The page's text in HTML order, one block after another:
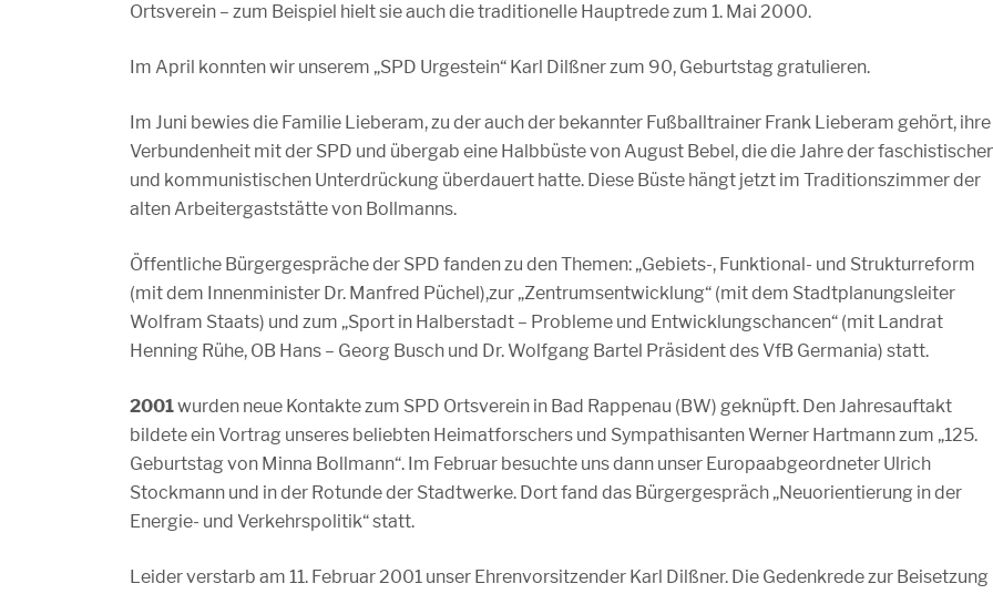
Ortsverein – zum Beispiel hielt sie auch die traditionelle Hauptrede zum 1. Mai 2000.
Im April konnten wir unserem „SPD Urgestein“ Karl Dilßner zum 90, Geburtstag gratulieren.
Im Juni bewies die Familie Lieberam, zu der auch der bekannter Fußballtrainer Frank Lieberam gehört, ihre
Verbundenheit mit der SPD und übergab eine Halbbüste von August Bebel, die die Jahre der
und kommunistischen Unterdrückung überdauert hatte. Diese Büste hängt jetzt im Traditionszimmer der
alten Arbeitergaststätte von Bollmanns.
Öffentliche Bürgergespräche der SPD fanden zu den Themen: „Gebiets-, Funktional- und Strukturreform
(mit dem Innenminister Dr. Manfred Püchel),zur „Zentrumsentwicklung“ (mit dem Stadtplanungsleiter
Wolfram Staats) und zum „Sport in Halberstadt – Probleme und Entwicklungschancen“ (mit Landrat
Henning Rühe, OB Hans – Georg Busch und Dr. Wolfgang Bartel Präsident des VfB Germania) statt.
2001wurden neue Kontakte zum SPD Ortsverein in Bad Rappenau (BW) geknüpft. Den Jahresauftakt
bildete ein Vortrag unseres beliebten Heimatforschers und Sympathisanten Werner Hartmann zum „125.
Geburtstag von Minna Bollmann“. Im Februar besuchte uns dann unser Europaabgeordneter Ulrich
Stockmann und in der Rotunde der Stadtwerke. Dort fand das Bürgergespräch „Neuorientierung in der
Energie- und Verkehrspolitik“ statt.
Leider verstarb am 11. Februar 2001 unser Ehrenvorsitzender Karl Dilßner. Die Gedenkrede zur Beisetzung